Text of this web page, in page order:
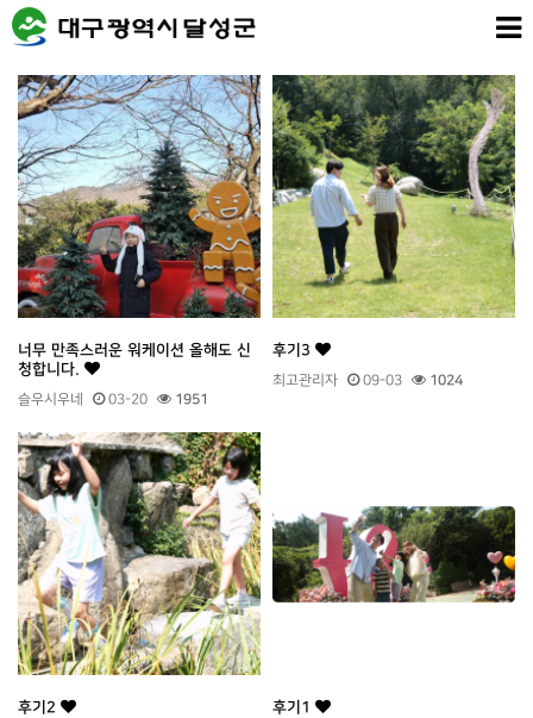
너무 만족스러운 워케이션 올해도 신
청합니다.
슬우시우네 03-20 1951
후기3
최고관리자 09-03 1024
후기2 후기1